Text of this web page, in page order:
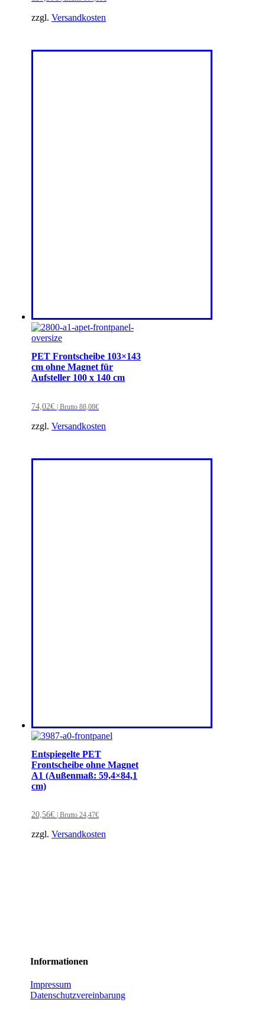
zzgl. Versandkosten
PET Frontscheibe 103×143
cm ohne Magnet für
Aufsteller 100 x 140 cm
74,02€ | Brutto 88,08€
zzgl. Versandkosten
Entspiegelte PET
Frontscheibe ohne Magnet
A1 (Außenmaß: 59,4×84,1
cm)
20,56€ | Brutto 24,47€
zzgl. Versandkosten
Informationen
Impressum
Datenschutzvereinbarung